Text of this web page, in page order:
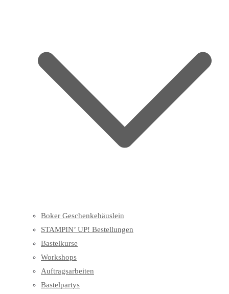
Boker Geschenkehäuslein
STAMPIN’ UP! Bestellungen
Bastelkurse
Workshops
Auftragsarbeiten
Bastelpartys